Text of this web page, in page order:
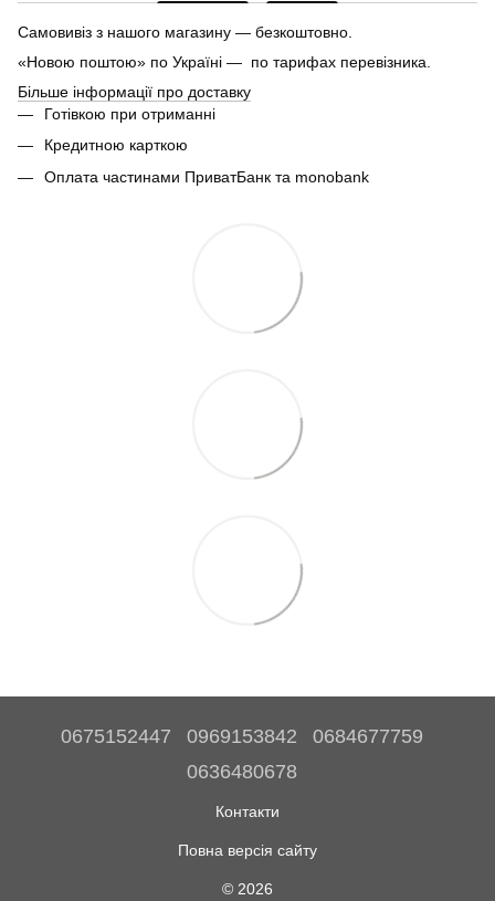
Самовивіз з нашого магазину — безкоштовно.
«Новою поштою» по Україні — по тарифах перевізника.
Більше інформації про доставку
Готівкою при отриманні
Кредитною карткою
Оплата частинами ПриватБанк та monobank
0675152447 0969153842
0684677759
0636480678
Контакти
Повна версія сайту
© 2026